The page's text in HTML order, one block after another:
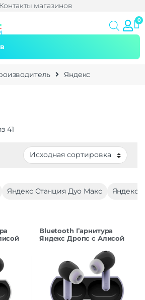
Контакты магазинов
Яндекс
41
Яндекс Станция Дуо Макс Яндекс
Bluetooth Гарнитура
Яндекс Дропс с Алисой